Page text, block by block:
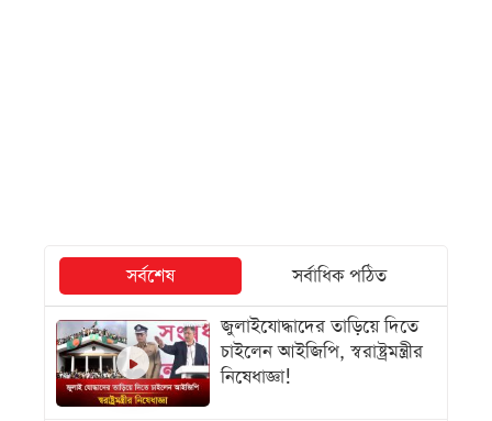
সর্বশেষ
সর্বাধিক পঠিত
জুলাইযোদ্ধাদের তাড়িয়ে দিতে
চাইলেন আইজিপি, স্বরাষ্ট্রমন্ত্রীর
নিষেধাজ্ঞা!